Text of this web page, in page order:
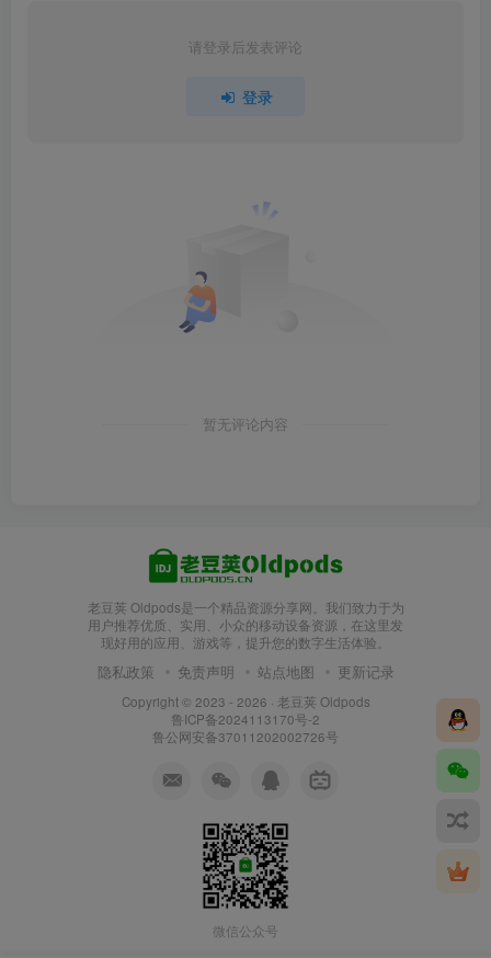
请登录后发表评论
登录
暂无评论内容
老豆荚 Oldpods是一个精品资源分享网。我们致力于为
用户推荐优质、实用、小众的移动设备资源，在这里发
现好用的应用、游戏等，提升您的数字生活体验。
隐私政策 免责声明 站点地图 更新记录
Copyright © 2023 - 2026 · 老豆荚 Oldpods
鲁ICP备2024113170号-2
鲁公网安备37011202002726号
微信公众号